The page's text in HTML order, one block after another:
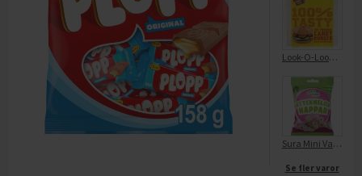
Look-O-Look Mini Burgare
Sura Mini Vattenmelonnappar
Se fler varor